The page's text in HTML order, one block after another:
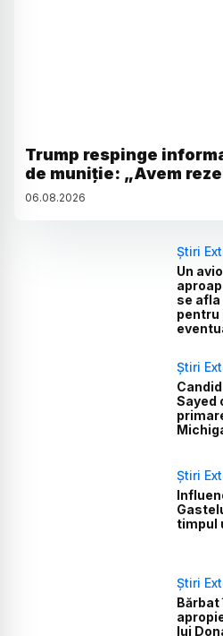
Trump respinge
de muniție: „Avem
06.08.2026
Știri
Un
se afla
pentru
Știri
Sayed
Știri
timpul
Știri
lui